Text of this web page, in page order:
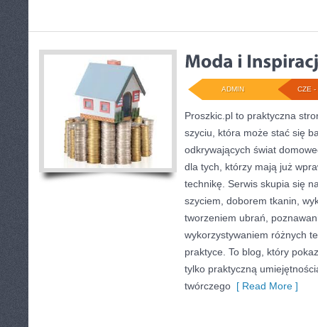
CZE -
ADMIN
Proszkic.pl to praktyczna
szyciu, która może stać się
odkrywających świat
dla tych, którzy mają już
technikę. Serwis skupia się
szyciem, doborem tkanin,
tworzeniem ubrań,
wykorzystywaniem różnych
praktyce. To blog, który
tylko praktyczną
twórczego [ Read More ]